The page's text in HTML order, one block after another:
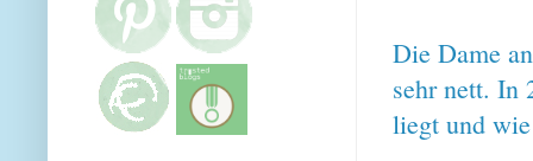
Die Dame
sehr nett. In
liegt und